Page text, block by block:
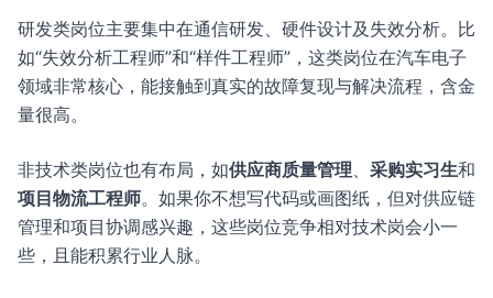
研发类岗位主要集中在通信研发、硬件设计及失效分析。比
如“失效分析工程师”和“样件工程师”，这类岗位在汽车电子
领域非常核心，能接触到真实的故障复现与解决流程，含金
量很高。
非技术类岗位也有布局，如供应商质量管理、 采购实习生和
项目物流工程师。如果你不想写代码或画图纸，但对供应链
管理和项目协调感兴趣，这些岗位竞争相对技术岗会小一
些，且能积累行业人脉。